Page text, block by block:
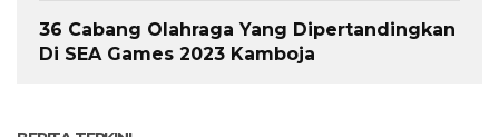
36 Cabang Olahraga Yang Dipertandingkan
Di SEA Games 2023 Kamboja